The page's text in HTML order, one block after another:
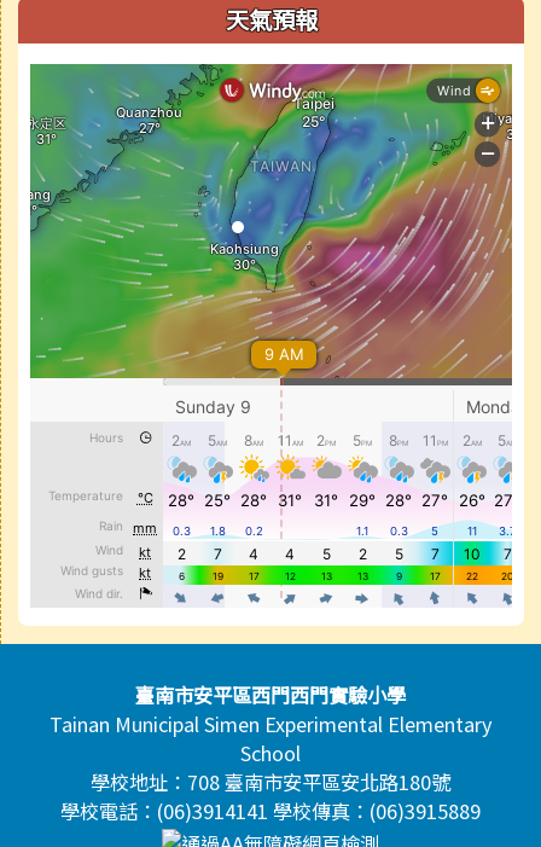
天氣預報
頁尾區域內容臺南市安平區西門西門實驗小學
Tainan Municipal Simen Experimental Elementary
School
學校地址：708 臺南市安平區安北路180號
學校電話：(06)3914141 學校傳真：(06)3915889